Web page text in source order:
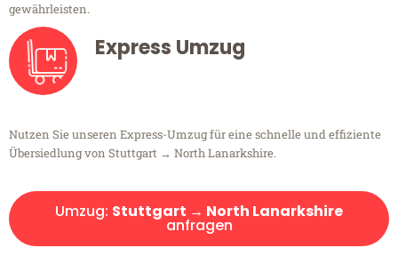
gewährleisten.
Express Umzug
Nutzen Sie unseren Express-Umzug für eine schnelle und effiziente
Übersiedlung von Stuttgart → North Lanarkshire.
Umzug: Stuttgart → North Lanarkshire
anfragen